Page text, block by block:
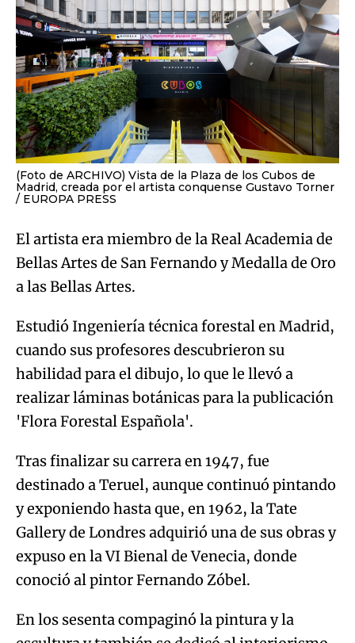
(Foto de ARCHIVO) Vista de la Plaza de los Cubos de
Madrid, creada por el artista conquense Gustavo Torner
EUROPA PRESS
El artista era miembro de la Real Academia de
Bellas Artes de San Fernando y Medalla de Oro
a las Bellas Artes.
Estudió Ingeniería técnica forestal en Madrid,
cuando sus profesores descubrieron su
habilidad para el dibujo, lo que le llevó a
realizar láminas botánicas para la publicación
'Flora Forestal Española'.
Tras finalizar su carrera en 1947, fue
destinado a Teruel, aunque continuó pintando
y exponiendo hasta que, en 1962, la Tate
Gallery de Londres adquirió una de sus obras y
expuso en la VI Bienal de Venecia, donde
conoció al pintor Fernando Zóbel.
En los sesenta compaginó la pintura y la